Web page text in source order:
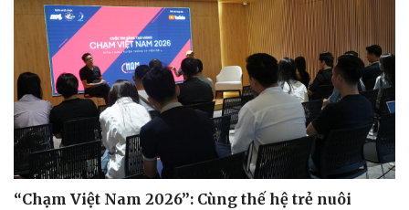
“Chạm Việt Nam 2026”: Cùng thế hệ trẻ nuôi